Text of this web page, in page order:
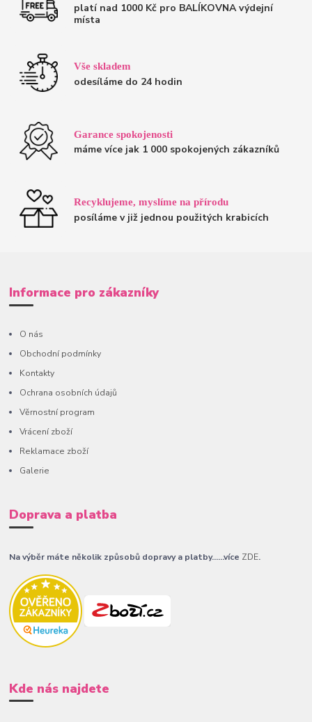
platí nad 1000 Kč pro BALÍKOVNA výdejní
místa
Vše skladem
odesíláme do 24 hodin
Garance spokojenosti
máme více jak 1 000 spokojených zákazníků
Recyklujeme, myslíme na přírodu
posíláme v již jednou použitých krabicích
Informace pro zákazníky
O nás
Obchodní podmínky
Kontakty
Ochrana osobních údajů
Věrnostní program
Vrácení zboží
Reklamace zboží
Galerie
Doprava a platba
Na výběr máte několik způsobů dopravy a platby......více ZDE.
Kde nás najdete